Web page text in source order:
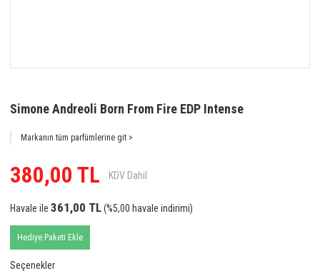
Simone Andreoli Born From Fire EDP Intense
Markanın tüm parfümlerine git >
380,00 TL KDV Dahil
Havale ile 361,00 TL(%5,00 havale indirimi)
Hediye Paketi Ekle
Seçenekler